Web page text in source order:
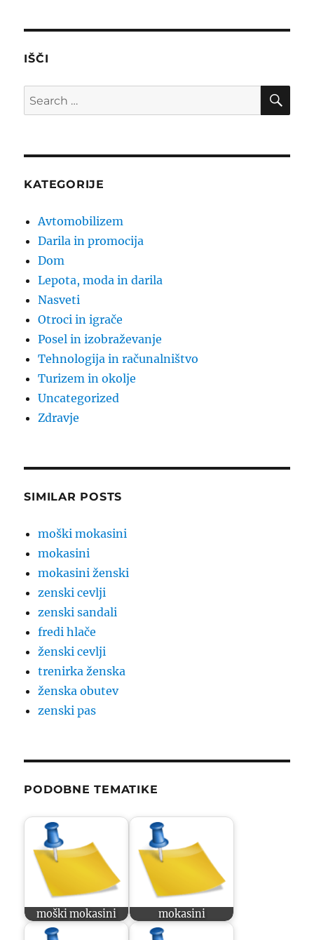
IŠČI
Search
for:
KATEGORIJE
Avtomobilizem
Darila in promocija
Dom
Lepota, moda in darila
Nasveti
Otroci in igrače
Posel in izobraževanje
Tehnologija in računalništvo
Turizem in okolje
Uncategorized
Zdravje
SIMILAR POSTS
moški mokasini
mokasini
mokasini ženski
zenski cevlji
zenski sandali
fredi hlače
ženski cevlji
trenirka ženska
ženska obutev
zenski pas
PODOBNE TEMATIKE
moški mokasini mokasini